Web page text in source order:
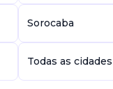
Sorocaba
Todas as cidades